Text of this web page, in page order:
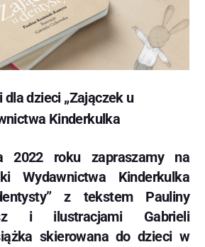
dzieci „Zajączek u
Kinderkulka
2022 roku zapraszamy na
Wydawnictwa Kinderkulka
z tekstem Pauliny
i ilustracjami Gabrieli
skierowana do dzieci w